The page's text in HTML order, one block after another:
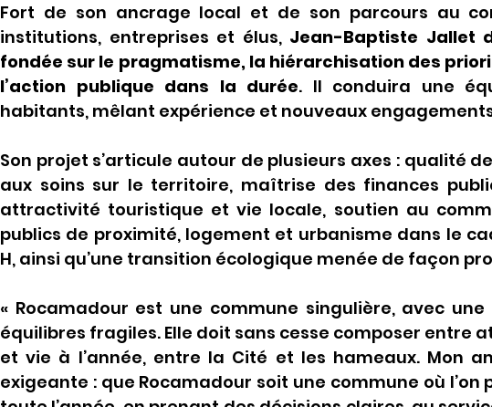
Fort de son ancrage local et de son parcours au
institutions, entreprises et élus, Jean-Baptiste Jallet
fondée sur le pragmatisme, la hiérarchisation des
l’action publique dans la durée. Il conduira une
habitants, mêlant expérience et nouveaux
Son projet s’articule autour de plusieurs axes : qualité de
aux soins sur le territoire, maîtrise des finances
attractivité touristique et vie locale, soutien au
publics de proximité, logement et urbanisme dans le
H, ainsi qu’une transition écologique menée de façon
« Rocamadour est une commune singulière, avec
équilibres fragiles. Elle doit sans cesse composer entre
et vie à l’année, entre la Cité et les hameaux. Mon
exigeante : que Rocamadour soit une commune où